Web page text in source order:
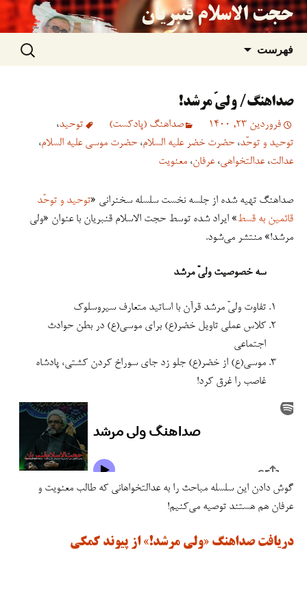
حجت الاسلام قنبریان
فهرست
نوشته‌ها
جستجو
برای:
صداهنگ/ ولیّ مرشد!
فروردین 23, 1400 صداهنگ (پادکست) توحید،
توحید و توحّد، حضرت خضر علیه السلام، حضرت موسی علیه السلام،
عدالت، عدالتخواهی، عرفان، معنویت
صداهنگ تهیه شده از جلسه نخست سلسله سخنرانی «توحید و توحّد
قائمین به قسط» ایراد شده توسط حجت الاسلام قنبریان با عنوان «ولی
مرشد!» منتشر می‌شود.
سه خصوصیت ولیّ مرشد
تفاوت ولیّ مرشد قرآن با اساتید متعارف سیروسلوک
کلاس عملی تاویل خضر(ع) برای موسی(ع) در بطن حوادث
اجتماعی
موسی(ع) از خضر(ع) جلو زد جای سوراخ کردن کشتی، پادشاه
غاصب را غرق کرد!
گوش دادن این سلسله مباحث را به عدالتخواهانی که طالب معنویت و
عرفان هم هستند توصیه می‌کنیم!
دریافت صداهنگ «ولی مرشد!» از پیوند کمکی